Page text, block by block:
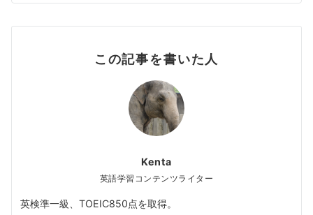
この記事を書いた人
Kenta
英語学習コンテンツライター
英検準一級、TOEIC850点を取得。